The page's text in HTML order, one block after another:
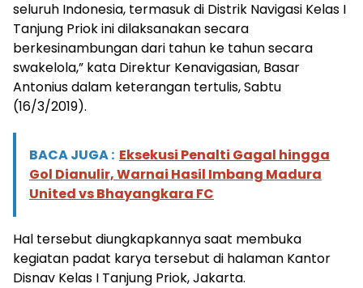
seluruh Indonesia, termasuk di Distrik Navigasi Kelas I
Tanjung Priok ini dilaksanakan secara
berkesinambungan dari tahun ke tahun secara
swakelola,” kata Direktur Kenavigasian, Basar
Antonius dalam keterangan tertulis, Sabtu
(16/3/2019).
BACA JUGA : Eksekusi Penalti Gagal hingga
Gol Dianulir, Warnai Hasil Imbang Madura
United vs Bhayangkara FC
Hal tersebut diungkapkannya saat membuka
kegiatan padat karya tersebut di halaman Kantor
Disnav Kelas I Tanjung Priok, Jakarta.